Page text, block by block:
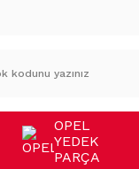
OPEL
YEDEK
PARÇA